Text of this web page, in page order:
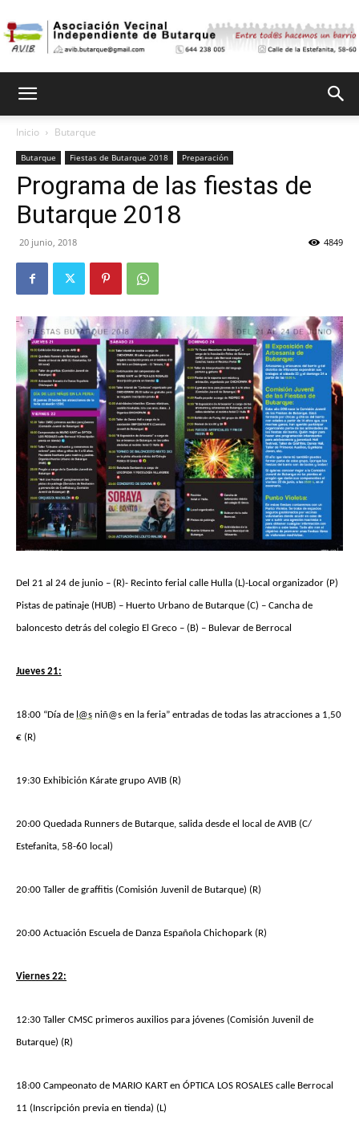
Vecinal
Butarque
Inicio Butarque
Butarque Fiestas de Butarque 2018 Preparación
Programa de las fiestas de
Butarque 2018
20 junio, 2018 4849
Del 21 al 24 de junio – (R)- Recinto ferial calle Hulla (L)-Local organizador (P)
Pistas de patinaje (HUB) – Huerto Urbano de Butarque (C) – Cancha de
baloncesto detrás del colegio El Greco – (B) – Bulevar de Berrocal
Jueves 21:
18:00 “Día de l@s niñ@s en la feria” entradas de todas las atracciones a 1,50
€ (R)
19:30 Exhibición Kárate grupo AVIB (R)
20:00 Quedada Runners de Butarque, salida desde el local de AVIB (C/
Estefanita, 58-60 local)
20:00 Taller de graffitis (Comisión Juvenil de Butarque) (R)
20:00 Actuación Escuela de Danza Española Chichopark (R)
Viernes 22:
12:30 Taller CMSC primeros auxilios para jóvenes (Comisión Juvenil de
Butarque) (R)
18:00 Campeonato de MARIO KART en ÓPTICA LOS ROSALES calle Berrocal
11 (Inscripción previa en tienda) (L)